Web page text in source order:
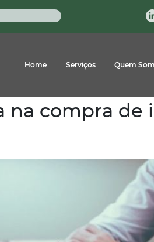
Home Serviços Quem
na compra